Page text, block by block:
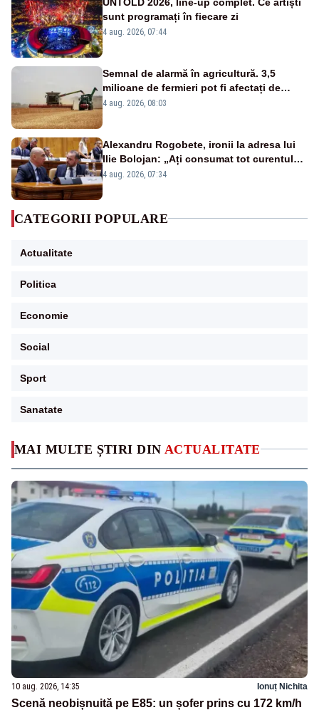
MAI MULTE ȘTIRI DIN ACTUALITATE
10 aug. 2026, 14:35 Ionuț Nichita
Scenă neobișnuită pe E85: un șofer prins cu 172 km/h
sunt programați în fiecare zi
4 aug. 2026, 07:44
Semnal de alarmă în agricultură. 3,5
milioane de fermieri pot fi afectați de
strategia pentru conservarea
4 aug. 2026, 08:03
Alexandru Rogobete, ironii la adresa lui
Ilie Bolojan: „Ați consumat tot curentul
urmărind șobolani imaginari”
4 aug. 2026, 07:34
CATEGORII POPULARE
Actualitate
Politica
Economie
Social
Sport
Sanatate